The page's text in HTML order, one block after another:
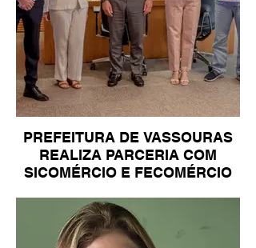
PREFEITURA DE VASSOURAS
REALIZA PARCERIA COM
SICOMÉRCIO E FECOMÉRCIO